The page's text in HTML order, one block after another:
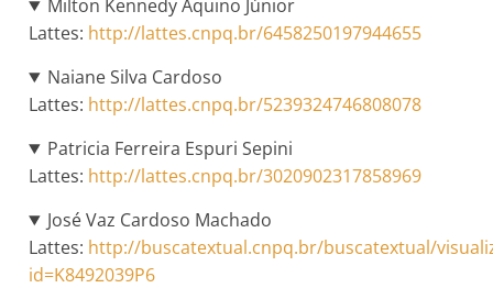
Milton Kennedy Aquino Júnior
Lattes: http://lattes.cnpq.br/6458250197944655
Naiane Silva Cardoso
Lattes: http://lattes.cnpq.br/5239324746808078
Patricia Ferreira Espuri Sepini
Lattes: http://lattes.cnpq.br/3020902317858969
José Vaz Cardoso Machado
Lattes: http://buscatextual.cnpq.br/buscatextual/
id=K8492039P6